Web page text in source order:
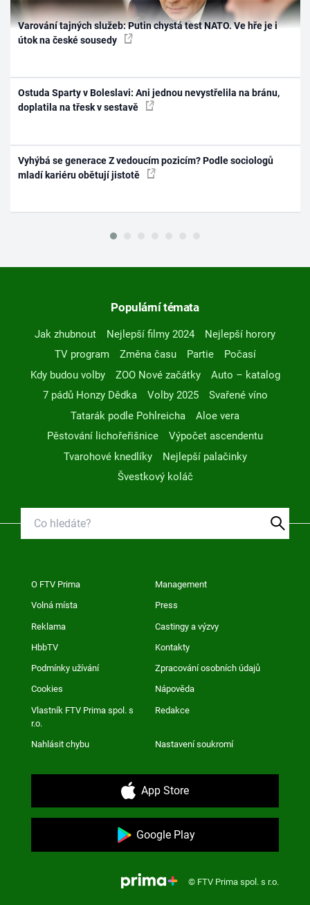
Varování tajných služeb: Putin chystá test NATO. Ve hře je i
útok na české sousedy
Ostuda Sparty v Boleslavi: Ani jednou nevystřelila na bránu,
doplatila na třesk v sestavě
Vyhýbá se generace Z vedoucím pozicím? Podle sociologů
mladí kariéru obětují jistotě
Populární témata
Jak zhubnout Nejlepší filmy 2024
Nejlepší horory
TV program
Změna času Partie
Počasí
Kdy budou volby
ZOO Nové začátky
Auto – katalog
7 pádů Honzy Dědka
Volby 2025
Svařené víno
Tatarák podle Pohlreicha
Aloe vera
Pěstování lichořeřišnice
Výpočet ascendentu
Tvarohové knedlíky
Nejlepší palačinky
Švestkový koláč
O FTV Prima Management
Volná místa Press
Reklama Castingy a výzvy
HbbTV Kontakty
Podmínky užívání Zpracování osobních údajů
Cookies Nápověda
Vlastník FTV Prima spol. s
r.o.
Redakce
Nahlásit chybu Nastavení soukromí
App Store
Google Play
© FTV Prima spol. s r.o.